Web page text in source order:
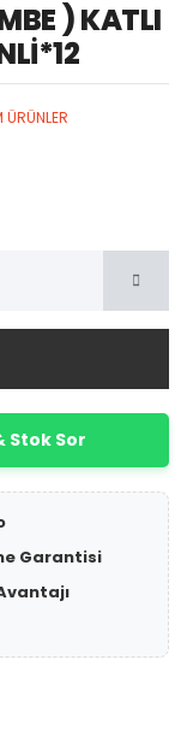
) KATLI
ÜRÜNLER
Stok Sor
Garantisi